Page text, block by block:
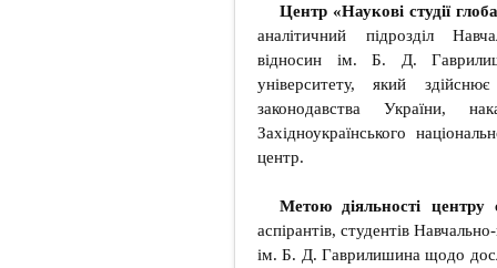
Центр «Наукові студії
аналітичний підрозділ
відносин ім. Б. Д.
університету, який
законодавства України,
Західноукраїнського
центр.
Метою діяльності центру
аспірантів, студентів
ім. Б. Д. Гаврилишина щодо